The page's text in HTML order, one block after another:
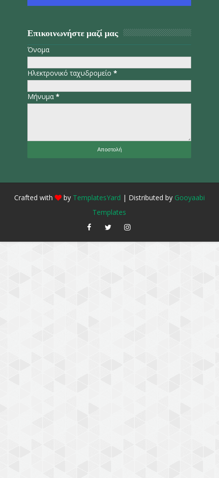
Επικοινωνήστε μαζί μας
Όνομα
Ηλεκτρονικό ταχυδρομείο*
Μήνυμα*
Crafted with by TemplatesYard | Distributed by Gooyaabi
Templates